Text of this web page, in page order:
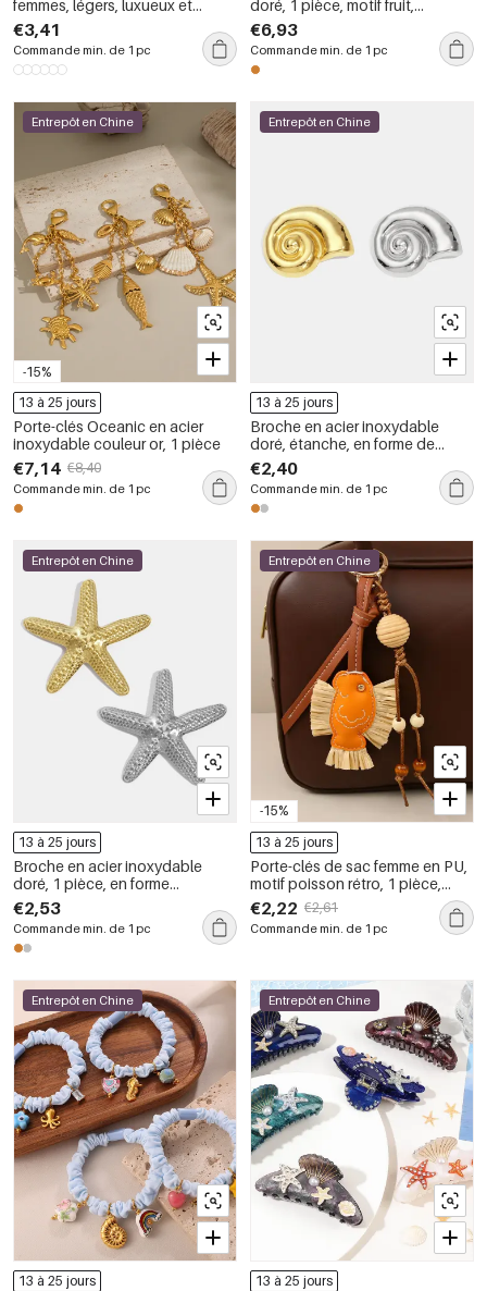
femmes, légers, luxueux et
simples, avec accessoires en
forme d&#39;étoile de mer
€3,41
Commande min. de 1 pc
doré, 1 pièce, motif fruit,
étanche
€6,93
Commande min. de 1 pc
-15%
Entrepôt en Chine
13 à 25 jours
Porte-clés Oceanic en acier
inoxydable couleur or, 1 pièce
€7,14 €8,40
Commande min. de 1 pc
Entrepôt en Chine
13 à 25 jours
Broche en acier inoxydable
doré, étanche, en forme de
coquillage (1 pièce).
€2,40
Commande min. de 1 pc
Entrepôt en Chine
13 à 25 jours
Broche en acier inoxydable
doré, 1 pièce, en forme
d&#39;étoile de mer
€2,53
Commande min. de 1 pc
-15%
Entrepôt en Chine
13 à 25 jours
Porte-clés de sac femme en PU,
motif poisson rétro, 1 pièce,
collection Simple
€2,22 €2,61
Commande min. de 1 pc
Entrepôt en Chine
13 à 25 jours
Entrepôt en Chine
13 à 25 jours